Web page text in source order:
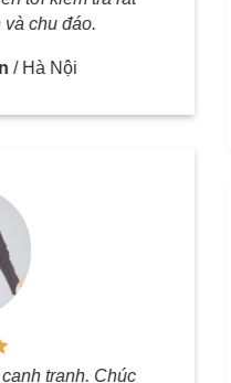
Nhân viên giao
dụng rất